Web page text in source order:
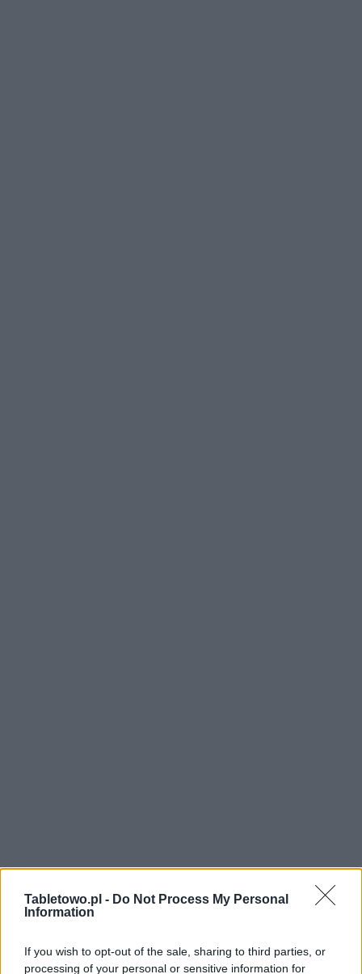
Tabletowo.pl - Do Not Process My Personal
Information
If you wish to opt-out of the sale, sharing to third parties, or
processing of your personal or sensitive information for